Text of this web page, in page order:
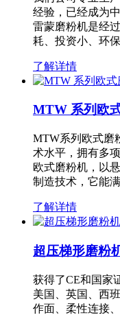
经验，已经成为
雷蒙磨粉机是经
耗、投资小、环
了解详情
MTW 系列欧
MTW系列欧式磨
术水平，拥有多
欧式磨粉机，以
制造技术，它能
了解详情
超压梯形磨粉
获得了CE和国家
美国、英国、西
作面、柔性连接